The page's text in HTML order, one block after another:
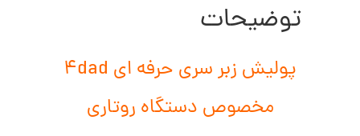
توضیحات
پولیش زبر سری حرفه ای 4dad
مخصوص دستگاه روتاری